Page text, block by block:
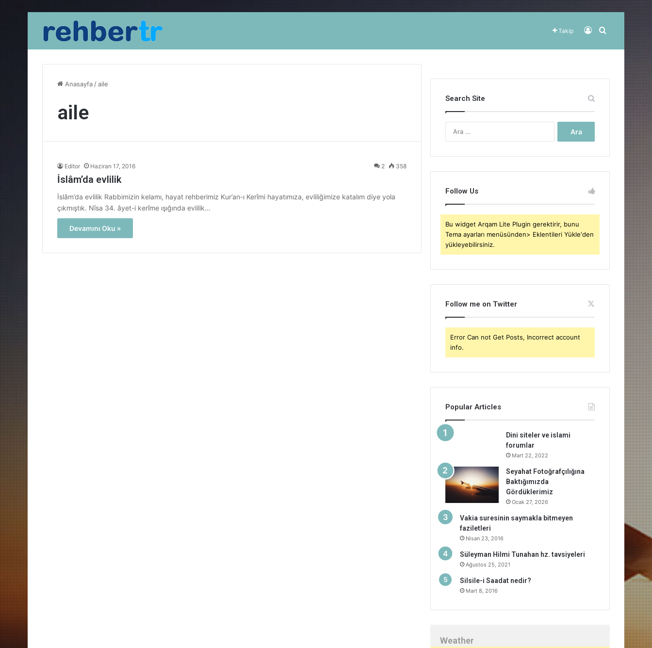
Takip Kayıt OlArama yap
Anasayfa /aile
aile
Editor Haziran 17, 2016 2 358
İslâm’da evlilik
İslâm’da evlilik Rabbimizin kelamı, hayat rehberimiz Kur’an-ı Kerîmi hayatımıza, evliliğimize katalım diye yola
çıkmıştık. Nîsa 34. âyet-i kerîme ışığında evlilik…
Devamını Oku »
Search Site
Follow Us
Bu widget Arqam Lite Plugin gerektirir, bunu
Tema ayarları menüsünden> Eklentileri Yükle'den
yükleyebilirsiniz.
Follow me on Twitter
Error Can not Get Posts, Incorrect account
info.
Popular Articles
Dini siteler ve islami
forumlar
Mart 22, 2022
Seyahat Fotoğrafçılığına
Baktığımızda
Gördüklerimiz
Ocak 27, 2026
Vakia suresinin saymakla bitmeyen
faziletleri
Nisan 23, 2016
Süleyman Hilmi Tunahan hz. tavsiyeleri
Ağustos 25, 2021
Silsile-i Saadat nedir?
Mart 8, 2016
Weather